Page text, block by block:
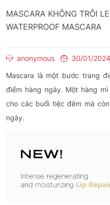
MASCARA KHÔNG TRÔI
WATERPROOF MASCARA
anonymous
30/01/2024
Mascara là một bước trang
điểm hàng ngày. Một hàng
cho các buổi tiệc đêm mà
ngày.